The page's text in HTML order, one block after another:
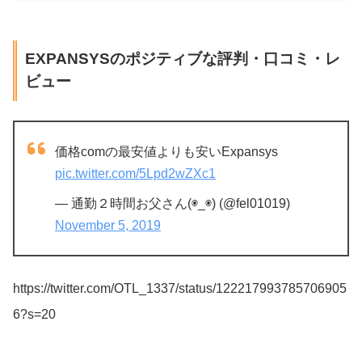
EXPANSYSのポジティブな評判・口コミ・レ
ビュー
価格comの最安値よりも安いExpansys
pic.twitter.com/5Lpd2wZXc1
— 通勤２時間お父さん(◉_◉) (@fel01019)
November 5, 2019
https://twitter.com/OTL_1337/status/122217993785706905
6?s=20